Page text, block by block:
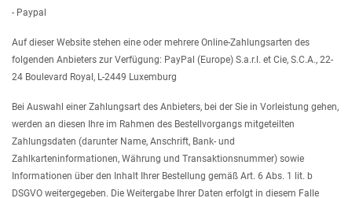
- Paypal
Auf dieser Website stehen eine oder mehrere Online-Zahlungsarten des
folgenden Anbieters zur Verfügung: PayPal (Europe) S.a.r.l. et Cie, S.C.A., 22-
24 Boulevard Royal, L-2449 Luxemburg
Bei Auswahl einer Zahlungsart des Anbieters, bei der Sie in Vorleistung gehen,
werden an diesen Ihre im Rahmen des Bestellvorgangs mitgeteilten
Zahlungsdaten (darunter Name, Anschrift, Bank- und
Zahlkarteninformationen, Währung und Transaktionsnummer) sowie
Informationen über den Inhalt Ihrer Bestellung gemäß Art. 6 Abs. 1 lit. b
DSGVO weitergegeben. Die Weitergabe Ihrer Daten erfolgt in diesem Falle